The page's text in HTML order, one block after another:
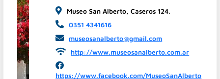
Museo San Alberto, Caseros 124.
0351 4341616
museosanalberto@gmail.com
http://www.museosanalberto.com.ar
https://www.facebook.com/MuseoSanAlberto